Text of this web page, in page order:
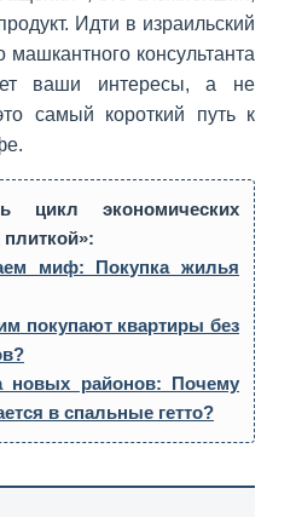
Идти в израильский
машкантного консультанта
ваши интересы, а не
самый короткий путь к
цикл экономических
миф: Покупка жилья
покупают квартиры без
новых районов: Почему
в спальные гетто?